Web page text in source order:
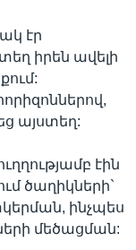
էր
իրեն ավելի
այստեղ:
էին
ծաղիկների`
ինչպես
մեծացման: